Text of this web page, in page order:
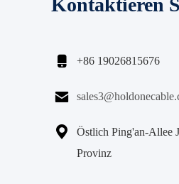
Kontaktieren
 +86 19026815676


Östlich Ping'an-Allee
Provinz